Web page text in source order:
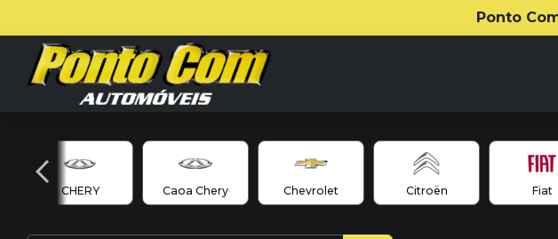
Ponto
CHERY Caoa Chery Chevrolet Citroën Fiat